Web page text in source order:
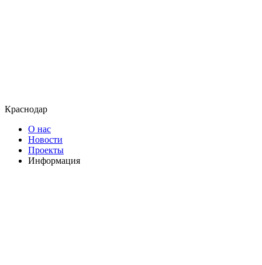
Краснодар
О нас
Новости
Проекты
Информация